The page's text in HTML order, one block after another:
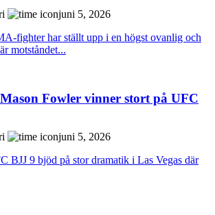
juni 5, 2026
fighter har ställt upp i en högst ovanlig och
motståndet...
Fowler vinner stort på UFC
juni 5, 2026
BJJ 9 bjöd på stor dramatik i Las Vegas där